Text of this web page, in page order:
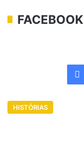
FACEBOOK
HISTÓRIAS